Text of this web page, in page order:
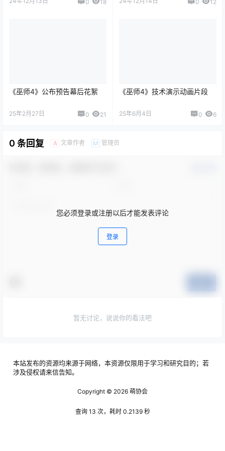
0 18 0 12
《巫师4》公布预告幕后花絮
25年2月27日 0 21
《巫师4》技术演示动画片段
25年6月4日 0 6
0 条回复 A 文章作者 M 管理员
您必须登录或注册以后才能发表评论
登录
暂无讨论，说说你的看法吧
本站发布的资源均来源于网络，本资源仅限用于学习和研究目的；若
涉及侵权请来信告知。
Copyright © 2026 萌协会
查询 13 次，耗时 0.2139 秒